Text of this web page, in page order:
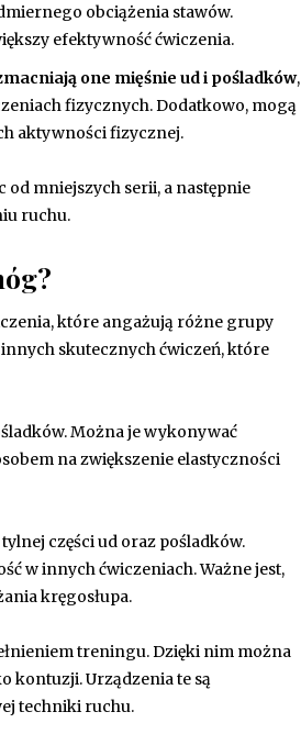
obciążenia stawów.
efektywność ćwiczenia.
one mięśnie ud i pośladków,
fizycznych. Dodatkowo, mogą
aktywności fizycznej.
od mniejszych serii, a następnie
ruchu.
które angażują różne grupy
skutecznych ćwiczeń, które
Można je wykonywać
na zwiększenie elastyczności
części ud oraz pośladków.
w innych ćwiczeniach. Ważne jest,
kręgosłupa.
treningu. Dzięki nim można
kontuzji. Urządzenia te są
techniki ruchu.